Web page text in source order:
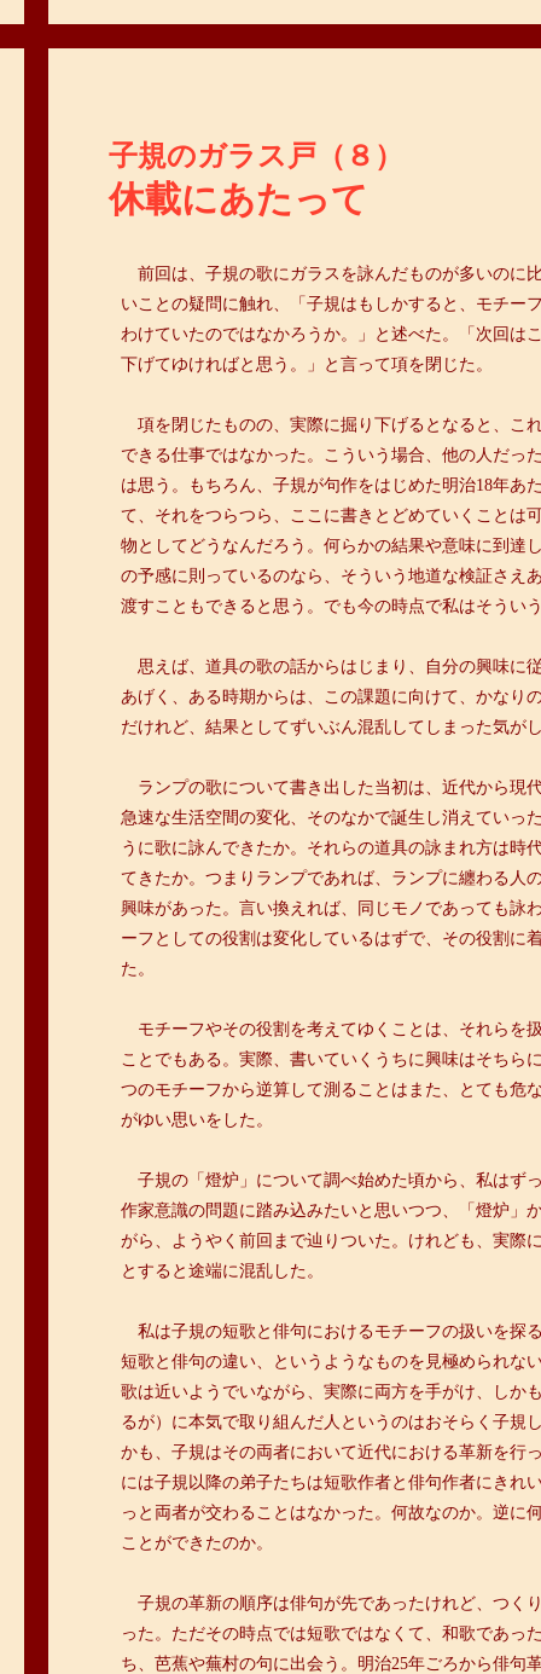
子規のガラス戸（８）
休載にあたって
前回は、子規の歌にガラスを詠んだものが多いのに
いことの疑問に触れ、「子規はもしかすると、モチー
わけていたのではなかろうか。」と述べた。「次回は
下げてゆければと思う。」と言って項を閉じた。
項を閉じたものの、実際に掘り下げるとなると、こ
できる仕事ではなかった。こういう場合、他の人だっ
は思う。もちろん、子規が句作をはじめた明治18年あ
て、それをつらつら、ここに書きとどめていくことは
物としてどうなんだろう。何らかの結果や意味に到達
の予感に則っているのなら、そういう地道な検証さえ
渡すこともできると思う。でも今の時点で私はそうい
思えば、道具の歌の話からはじまり、自分の興味に
あげく、ある時期からは、この課題に向けて、かなり
だけれど、結果としてずいぶん混乱してしまった気が
ランプの歌について書き出した当初は、近代から現
急速な生活空間の変化、そのなかで誕生し消えていっ
うに歌に詠んできたか。それらの道具の詠まれ方は時
てきたか。つまりランプであれば、ランプに纏わる人
興味があった。言い換えれば、同じモノであっても詠
ーフとしての役割は変化しているはずで、その役割に
た。
モチーフやその役割を考えてゆくことは、それらを
ことでもある。実際、書いていくうちに興味はそちら
つのモチーフから逆算して測ることはまた、とても危
がゆい思いをした。
子規の「燈炉」について調べ始めた頃から、私はず
作家意識の問題に踏み込みたいと思いつつ、「燈炉」
がら、ようやく前回まで辿りついた。けれども、実際
とすると途端に混乱した。
私は子規の短歌と俳句におけるモチーフの扱いを探
短歌と俳句の違い、というようなものを見極められな
歌は近いようでいながら、実際に両方を手がけ、しか
るが）に本気で取り組んだ人というのはおそらく子規
かも、子規はその両者において近代における革新を行
には子規以降の弟子たちは短歌作者と俳句作者にきれ
っと両者が交わることはなかった。何故なのか。逆に
ことができたのか。
子規の革新の順序は俳句が先であったけれど、つく
った。ただその時点では短歌ではなくて、和歌であっ
ち、芭蕉や蕪村の句に出会う。明治25年ごろから俳句